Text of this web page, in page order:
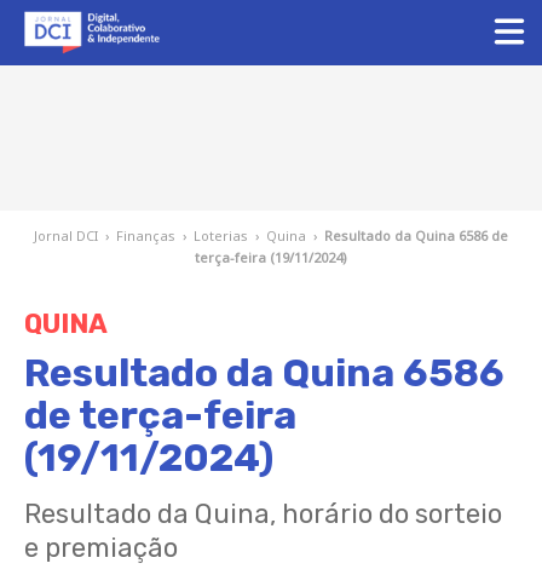
Jornal DCI › Finanças › Loterias › Quina › Resultado da Quina 6586 de
terça-feira (19/11/2024)
QUINA
Resultado da Quina 6586
de terça-feira
(19/11/2024)
Resultado da Quina, horário do sorteio
e premiação